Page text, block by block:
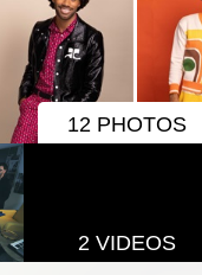
12 PHOTOS
2 VIDEOS